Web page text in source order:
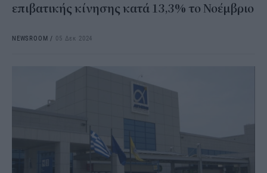
επιβατικής κίνησης κατά 13,3% το Νοέμβριο
NEWSROOM / 05 Δεκ 2024